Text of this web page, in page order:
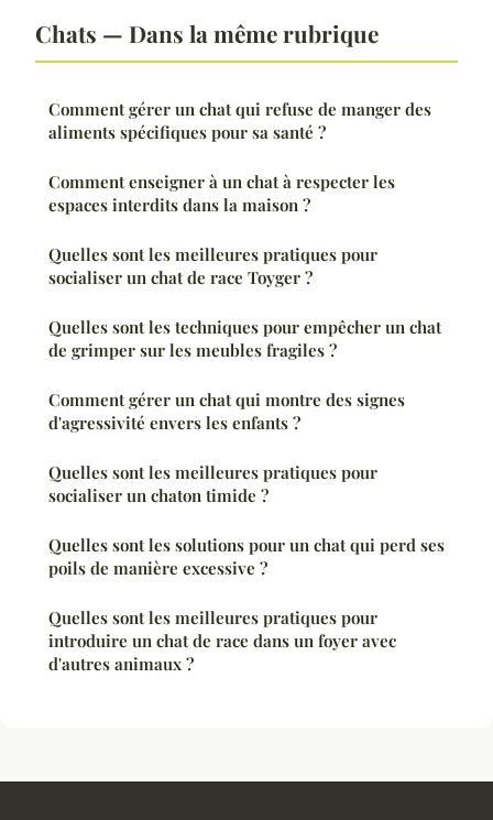
Chats — Dans la même rubrique
Comment gérer un chat qui refuse de manger des
aliments spécifiques pour sa santé ?
Comment enseigner à un chat à respecter les
espaces interdits dans la maison ?
Quelles sont les meilleures pratiques pour
socialiser un chat de race Toyger ?
Quelles sont les techniques pour empêcher un chat
de grimper sur les meubles fragiles ?
Comment gérer un chat qui montre des signes
d'agressivité envers les enfants ?
Quelles sont les meilleures pratiques pour
socialiser un chaton timide ?
Quelles sont les solutions pour un chat qui perd ses
poils de manière excessive ?
Quelles sont les meilleures pratiques pour
introduire un chat de race dans un foyer avec
d'autres animaux ?